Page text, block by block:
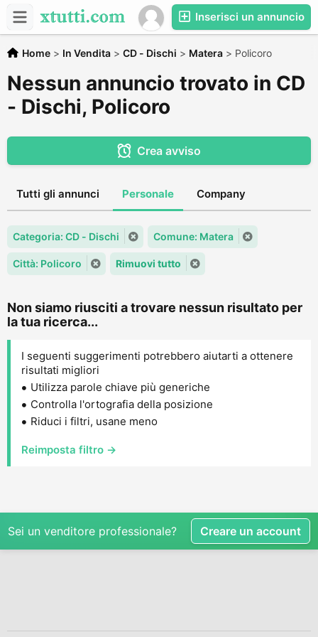
Inserisci un annuncio
Home > In Vendita > CD - Dischi > Matera > Policoro
Nessun annuncio trovato in CD
- Dischi, Policoro
Crea avviso
Tutti gli annunci Personale Company
Categoria: CD - Dischi Comune: Matera
Città: Policoro Rimuovi tutto
Non siamo riusciti a trovare nessun risultato per
la tua ricerca...
I seguenti suggerimenti potrebbero aiutarti a ottenere
risultati migliori
Utilizza parole chiave più generiche
Controlla l'ortografia della posizione
Riduci i filtri, usane meno
Reimposta filtro →
Sei un venditore professionale? Creare un account